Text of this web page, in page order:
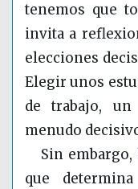
tenemos que
invita a
elecciones
Elegir unos
de trabajo,
menudo
Sin
que